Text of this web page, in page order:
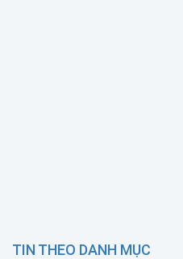
TIN THEO DANH MỤC